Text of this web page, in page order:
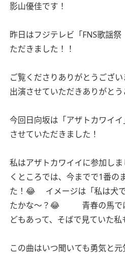
影山優佳です！
昨日はフジテレビ「FNS歌謡
ただきました！！
ご覧くださりありがとうござい
出演させていただきありがとう
今回日向坂は「アザトカワイ
させていただきました！
私はアザトカワイイに参加しま
くところでは、今までで1番の
た！😂
イメージは「私は犬
たかな〜？😂
青春の馬
どもあって、そばで見ていた
この曲はいつ聞いても勇気と元